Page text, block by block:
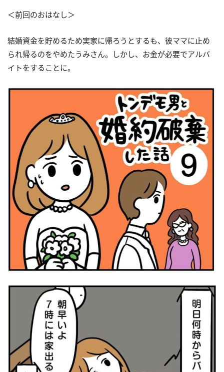
＜前回のおはなし＞
結婚資金を貯めるため実家に帰ろうとするも、彼ママに止め
られ帰るのをやめたうみさん。しかし、お金が必要でアルバ
イトをすることに。